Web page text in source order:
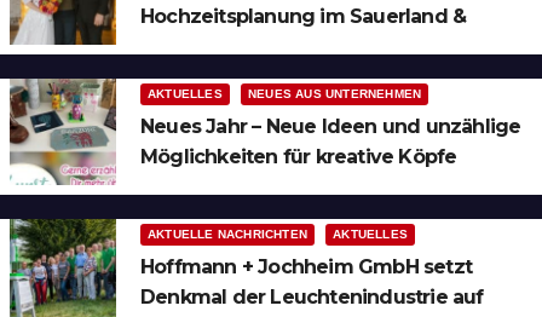
Hochzeitsplanung im Sauerland &
AKTUELLES NEUES AUS UNTERNEHMEN
Neues Jahr – Neue Ideen und unzählige
Möglichkeiten für kreative Köpfe
AKTUELLE NACHRICHTEN AKTUELLES
Hoffmann + Jochheim GmbH setzt
Denkmal der Leuchtenindustrie auf